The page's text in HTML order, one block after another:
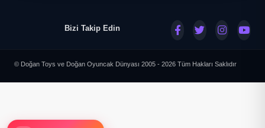
Bizi Takip Edin
© Doğan Toys ve Doğan Oyuncak Dünyası 2005 - 2026 Tüm Hakları Saklıdır